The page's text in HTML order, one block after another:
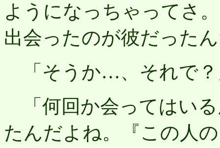
ようになっちゃってさ
出会ったのが彼だった
「そうか…、それで？
「何回か会ってはい
たんだよね。『この人